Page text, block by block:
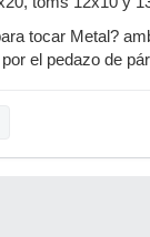
tocar Metal?
el pedazo de